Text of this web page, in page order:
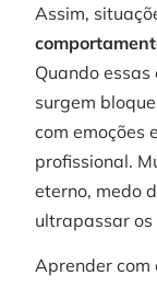
Assim,
Quando
surgem
com emoções
profissional.
eterno, medo
ultrapassar os
Aprender